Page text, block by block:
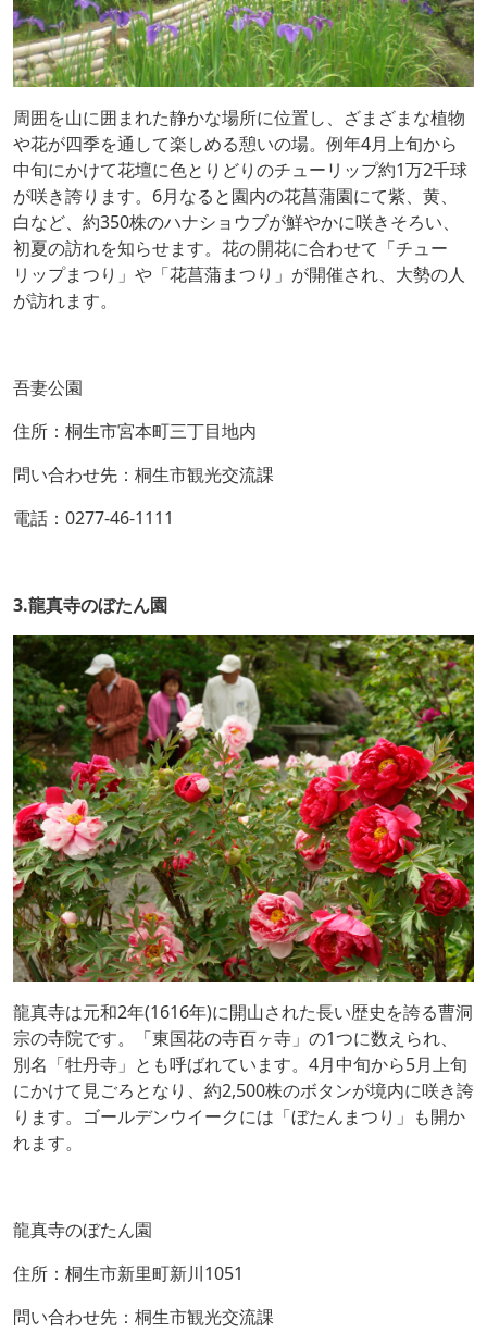
周囲を山に囲まれた静かな場所に位置し、ざまざまな植物
や花が四季を通して楽しめる憩いの場。例年4月上旬から
中旬にかけて花壇に色とりどりのチューリップ約1万2千球
が咲き誇ります。6月なると園内の花菖蒲園にて紫、黄、
白など、約350株のハナショウブが鮮やかに咲きそろい、
初夏の訪れを知らせます。花の開花に合わせて「チュー
リップまつり」や「花菖蒲まつり」が開催され、大勢の人
が訪れます。
吾妻公園
住所：桐生市宮本町三丁目地内
問い合わせ先：桐生市観光交流課
電話：0277-46-1111
3.龍真寺のぼたん園
龍真寺は元和2年(1616年)に開山された長い歴史を誇る曹洞
宗の寺院です。「東国花の寺百ヶ寺」の1つに数えられ、
別名「牡丹寺」とも呼ばれています。4月中旬から5月上旬
にかけて見ごろとなり、約2,500株のボタンが境内に咲き誇
ります。ゴールデンウイークには「ぼたんまつり」も開か
れます。
龍真寺のぼたん園
住所：桐生市新里町新川1051
問い合わせ先：桐生市観光交流課